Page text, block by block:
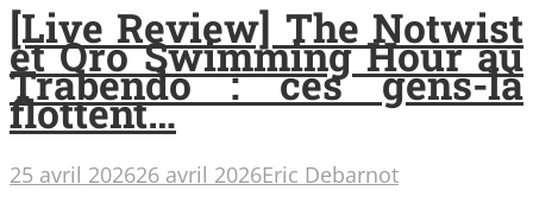
[Live Review] The Notwist
et Oro Swimming Hour au
Trabendo : ces gens-là
flottent…
25 avril 202626 avril 2026Eric Debarnot